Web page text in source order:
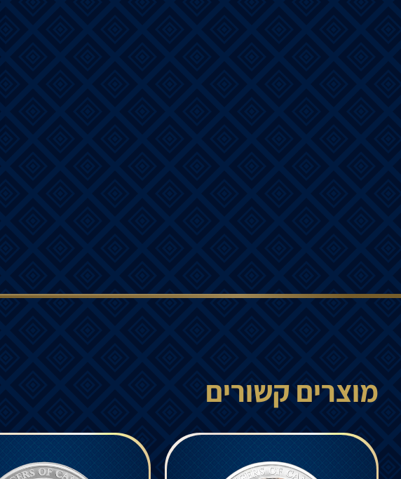
מוצרים קשורים